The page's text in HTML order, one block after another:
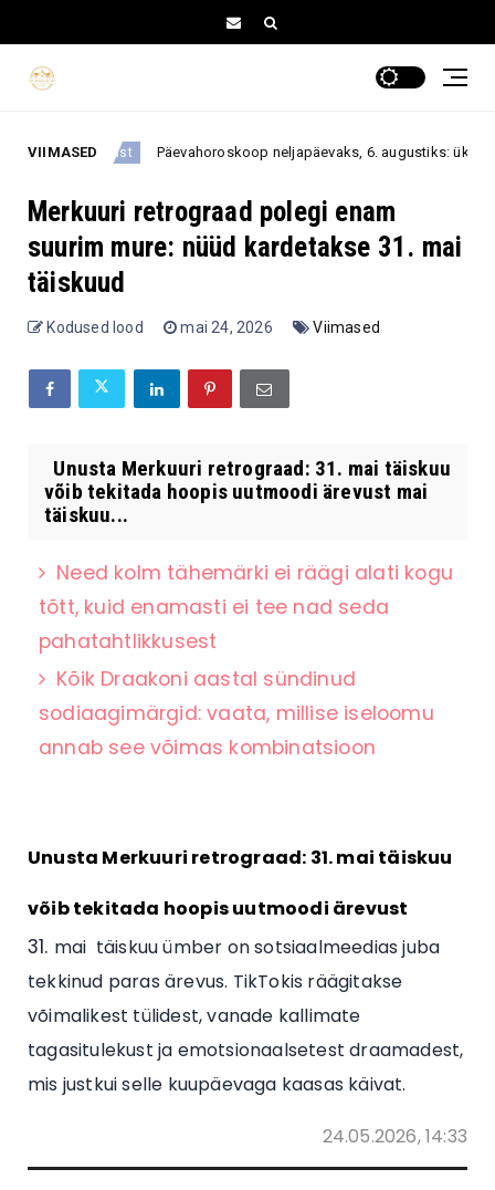
VIIMASEDPäevahoroskoop neljapäevaks, 6. augustiks: üks rahulik otsus
Merkuuri retrograad polegi enam
suurim mure: nüüd kardetakse 31. mai
täiskuud
Kodused lood mai 24, 2026 Viimased
Unusta Merkuuri retrograad: 31. mai täiskuu
võib tekitada hoopis uutmoodi ärevust mai
täiskuu...
Need kolm tähemärki ei räägi alati kogu
tõtt, kuid enamasti ei tee nad seda
pahatahtlikkusest
Kõik Draakoni aastal sündinud
sodiaagimärgid: vaata, millise iseloomu
annab see võimas kombinatsioon
Unusta Merkuuri retrograad: 31. mai täiskuu
võib tekitada hoopis uutmoodi ärevust
mai täiskuu ümber on sotsiaalmeedias juba
tekkinud paras ärevus. TikTokis räägitakse
võimalikest tülidest, vanade kallimate
tagasitulekust ja emotsionaalsetest draamadest,
mis justkui selle kuupäevaga kaasas käivat.
24.05.2026, 14:33